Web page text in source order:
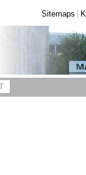
Sitemaps